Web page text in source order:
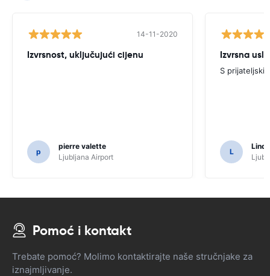
14-11-2020
Izvrsnost, uključujući cijenu
p
pierre valette
Ljubljana Airport
Izvrsna
S
L
Pomoć i kontakt
Trebate pomoć? Molimo kontaktirajte naše stručnjake za
iznajmljivanje.